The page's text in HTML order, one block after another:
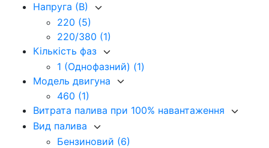
Напруга (В)
220 (5)
220/380 (1)
Кількість фаз
1 (Однофазний) (1)
Модель двигуна
460 (1)
Витрата палива при 100% навантаження
Вид палива
Бензиновий (6)